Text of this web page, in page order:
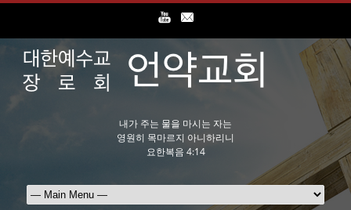
내가 주는 물을 마시는 자는
영원히 목마르지 아니하리니
요한복음 4:14